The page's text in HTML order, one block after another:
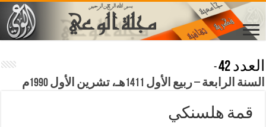
العدد 42
-
السنة الرابعة – ربيع الأول 1411هـ، تشرين الأول 1990م
قمة هلسنكي